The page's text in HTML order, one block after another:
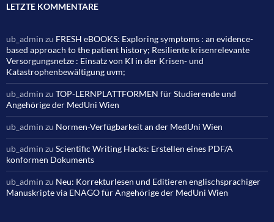
LETZTE KOMMENTARE
ub_admin zu FRESH eBOOKS: Exploring symptoms : an evidence-
based approach to the patient history; Resiliente krisenrelevante
Versorgungsnetze : Einsatz von KI in der Krisen- und
Katastrophenbewältigung uvm;
ub_admin zu TOP-LERNPLATTFORMEN für Studierende und
Angehörige der MedUni Wien
ub_admin zu Normen-Verfügbarkeit an der MedUni Wien
ub_admin zu Scientific Writing Hacks: Erstellen eines PDF/A
konformen Dokuments
ub_admin zu Neu: Korrekturlesen und Editieren englischsprachiger
Manuskripte via ENAGO für Angehörige der MedUni Wien